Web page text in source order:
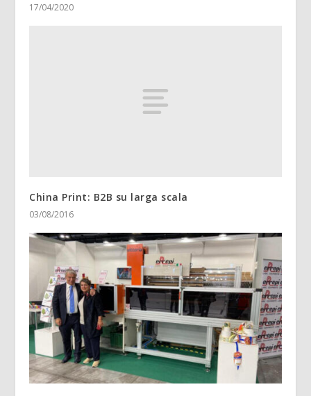
17/04/2020
China Print: B2B su larga scala
03/08/2016